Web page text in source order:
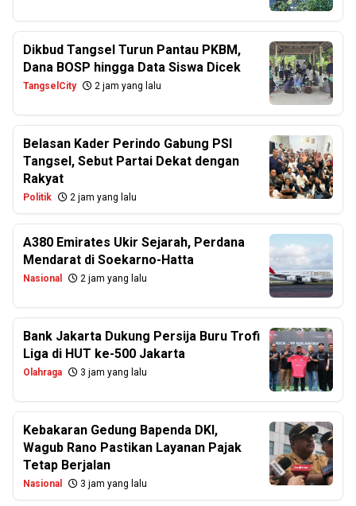
Dikbud Tangsel Turun Pantau PKBM,
Dana BOSP hingga Data Siswa Dicek
TangselCity 2 jam yang lalu
Belasan Kader Perindo Gabung PSI
Tangsel, Sebut Partai Dekat dengan
Rakyat
Politik 2 jam yang lalu
A380 Emirates Ukir Sejarah, Perdana
Mendarat di Soekarno-Hatta
Nasional 2 jam yang lalu
Bank Jakarta Dukung Persija Buru Trofi
Liga di HUT ke-500 Jakarta
Olahraga 3 jam yang lalu
Kebakaran Gedung Bapenda DKI,
Wagub Rano Pastikan Layanan Pajak
Tetap Berjalan
Nasional 3 jam yang lalu